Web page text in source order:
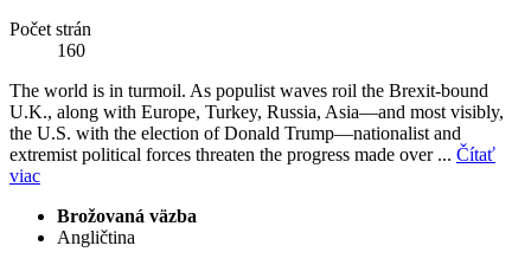
Počet strán
160
The world is in turmoil. As populist waves roil the Brexit-bound
U.K., along with Europe, Turkey, Russia, Asia—and most visibly,
the U.S. with the election of Donald Trump—nationalist and
extremist political forces threaten the progress made over ... Čítať
viac
Brožovaná väzba
Angličtina